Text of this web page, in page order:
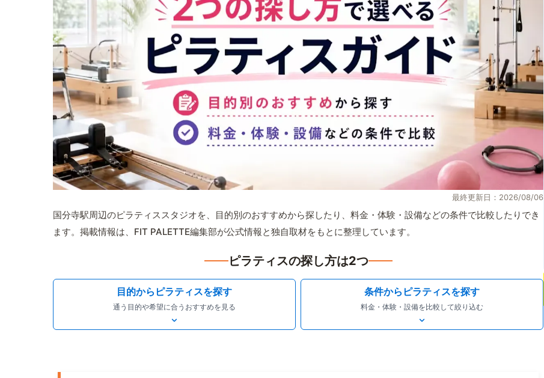
最終更新日：2026/08/06
国分寺駅周辺のピラティススタジオを、目的別のおすすめから探したり、料金・体験・設備などの条件で比較したりでき
ます。掲載情報は、FIT PALETTE編集部が公式情報と独自取材をもとに整理しています。
ピラティスの探し方は2つ
目的からピラティスを探す
通う目的や希望に合うおすすめを見る
条件からピラティスを探す
料金・体験・設備を比較して絞り込む